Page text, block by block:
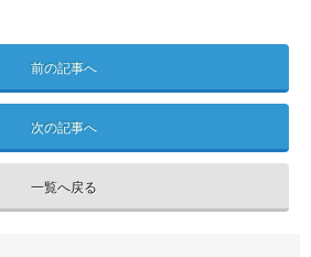
前の記事へ
次の記事へ
一覧へ戻る